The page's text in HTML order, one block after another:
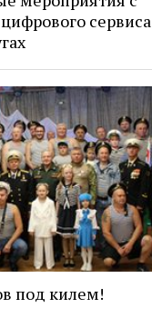
сервиса
под килем!